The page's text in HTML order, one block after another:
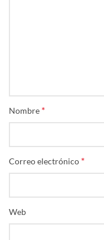
Nombre *
Correo electrónico *
Web